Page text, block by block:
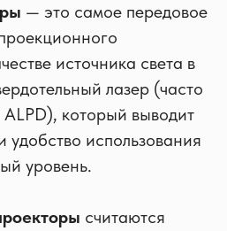
— это самое передовое
источника света в
лазер (часто
который выводит
удобство использования
уровень.
считаются